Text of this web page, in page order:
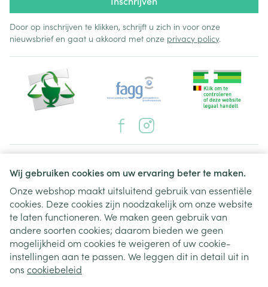
Wij gebruiken cookies om uw ervaring beter te maken.
Onze webshop maakt uitsluitend gebruik van essentiële
cookies. Deze cookies zijn noodzakelijk om onze website
te laten functioneren. We maken geen gebruik van
andere soorten cookies; daarom bieden we geen
mogelijkheid om cookies te weigeren of uw cookie-
instellingen aan te passen. We leggen dit in detail uit in
ons cookiebeleid
Door op inschrijven te klikken, schrijft u zich in voor onze
nieuwsbrief en gaat u akkoord met onze privacy policy.
Juridische links